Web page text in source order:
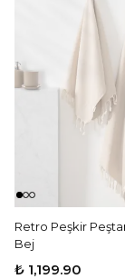
Retro Peşkir
Bej
₺ 1,199.90